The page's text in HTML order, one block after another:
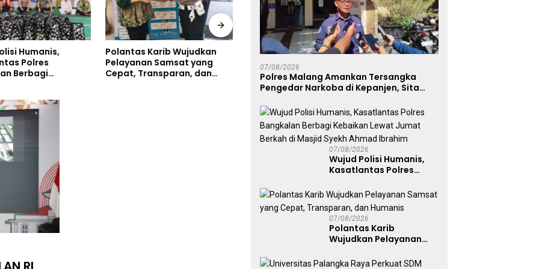
Humanis,
Polres
Berbagi
Polantas Karib Wujudkan
Pelayanan Samsat yang
Cepat, Transparan, dan
Universitas Palangka Raya
Perkuat SDM Polri Lewat
Pusat Studi Kepolisian
Polda Jatim Gelar Nobar
Ribuan Bonek Mania Dukung
Persebaya dari Lapangan
Mapolda
07/08/2026
Polres Malang Amankan Tersangka
Pengedar Narkoba di Kepanjen, Sita
07/08/2026
Wujud Polisi Humanis,
Kasatlantas Polres
Kebaikan Lewat Jumat
Berkah di Masjid Syekh
Ahmad Ibrahim
07/08/2026
Polantas Karib
Wujudkan Pelayanan
Transparan, dan